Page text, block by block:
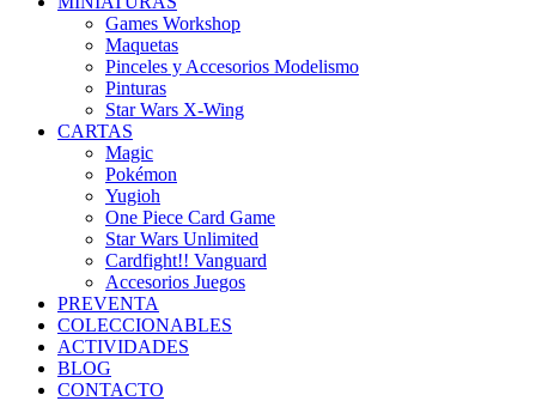
Games Workshop
Maquetas
Pinceles y Accesorios Modelismo
Pinturas
Star Wars X-Wing
CARTAS
Magic
Pokémon
Yugioh
One Piece Card Game
Star Wars Unlimited
Cardfight!! Vanguard
Accesorios Juegos
PREVENTA
COLECCIONABLES
ACTIVIDADES
BLOG
CONTACTO